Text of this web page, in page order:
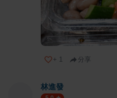
+ 1 分享
林進發